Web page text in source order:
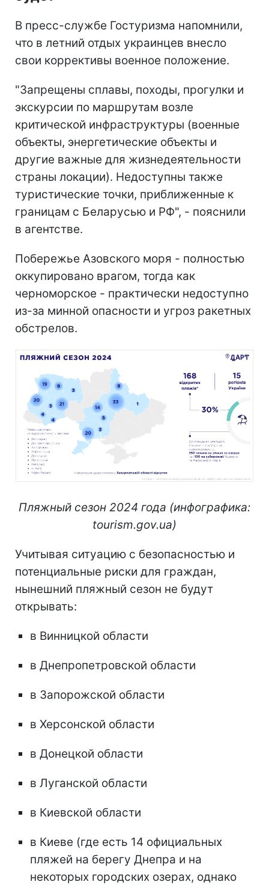
В пресс-службе Гостуризма напомнили,
что в летний отдых украинцев внесло
свои коррективы военное положение.
"Запрещены сплавы, походы, прогулки и
экскурсии по маршрутам возле
критической инфраструктуры (военные
объекты, энергетические объекты и
другие важные для жизнедеятельности
страны локации). Недоступны также
туристические точки, приближенные к
границам с Беларусью и РФ", - пояснили
в агентстве.
Побережье Азовского моря - полностью
оккупировано врагом, тогда как
черноморское - практически недоступно
из-за минной опасности и угроз ракетных
обстрелов.
Пляжный сезон 2024 года (инфографика:
tourism.gov.ua)
Учитывая ситуацию с безопасностью и
потенциальные риски для граждан,
нынешний пляжный сезон не будут
открывать:
в Винницкой области
в Днепропетровской области
в Запорожской области
в Херсонской области
в Донецкой области
в Луганской области
в Киевской области
в Киеве (где есть 14 официальных
пляжей на берегу Днепра и на
некоторых городских озерах, однако